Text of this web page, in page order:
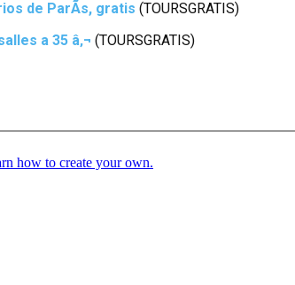
de ParÃ­s, gratis (TOURSGRATIS)
a 35 â‚¬ (TOURSGRATIS)